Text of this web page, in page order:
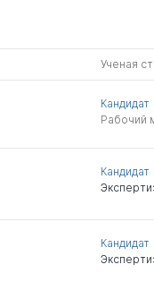
Ученая
Кандидат
Рабочий
Кандидат
Кандидат